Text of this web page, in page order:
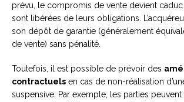
prévu, le compromis de vente devient caduc
sont libérées de leurs obligations.
son dépôt de garantie (généralement
de vente) sans pénalité.
Toutefois, il est possible de prévoir des
contractuels en cas de non-réalisation
suspensive. Par exemple, les parties